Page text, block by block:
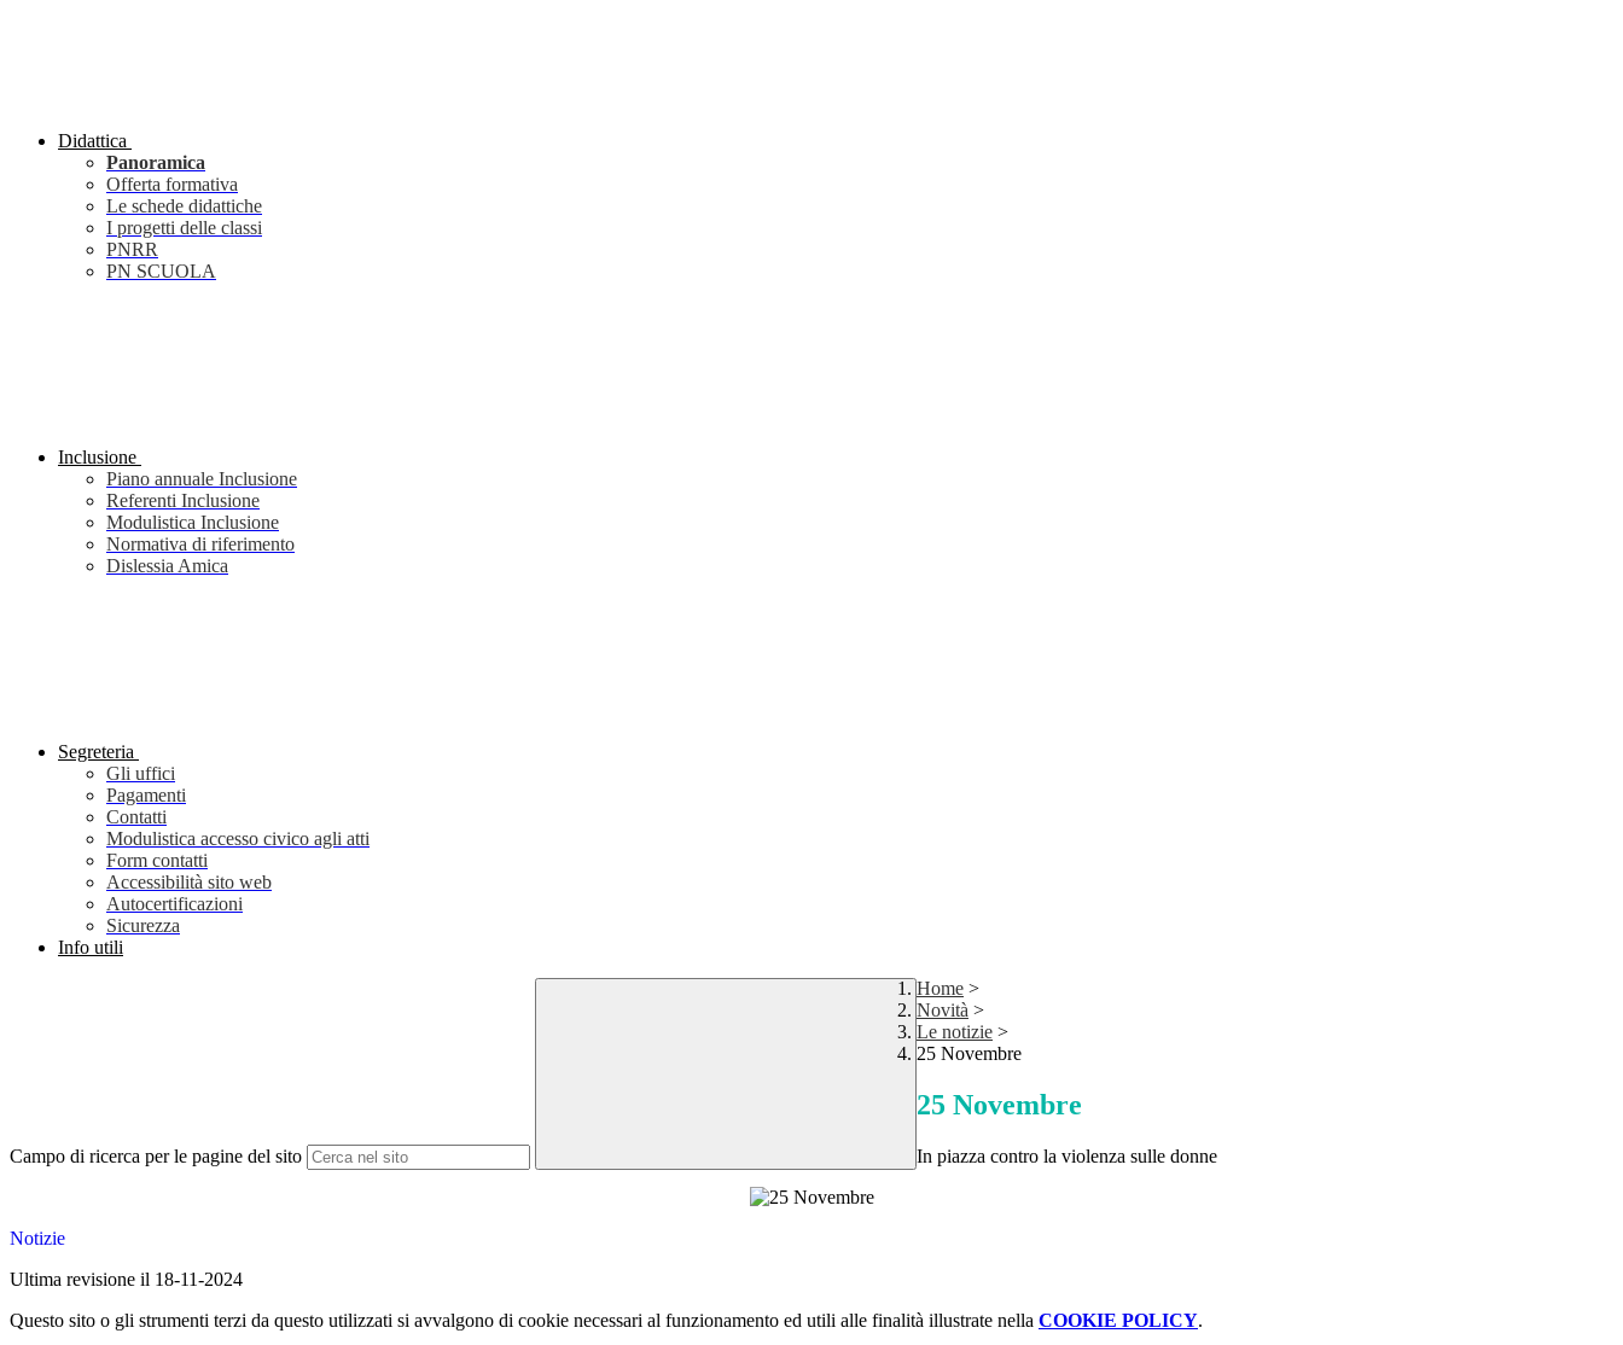
Didattica
Panoramica
Offerta formativa
Le schede didattiche
I progetti delle classi
PNRR
PN SCUOLA
Inclusione
Piano annuale Inclusione
Referenti Inclusione
Modulistica Inclusione
Normativa di riferimento
Dislessia Amica
Segreteria
Gli uffici
Pagamenti
Contatti
Modulistica accesso civico agli atti
Form contatti
Accessibilità sito web
Autocertificazioni
Sicurezza
Info utili
Campo di ricerca per le pagine del sito
Home >
Novità >
Le notizie >
25 Novembre
25 Novembre
In piazza contro la violenza sulle donne
Notizie
Ultima revisione il 18-11-2024
Questo sito o gli strumenti terzi da questo utilizzati si avvalgono di cookie necessari al funzionamento ed utili alle finalità illustrate nella COOKIE POLICY.